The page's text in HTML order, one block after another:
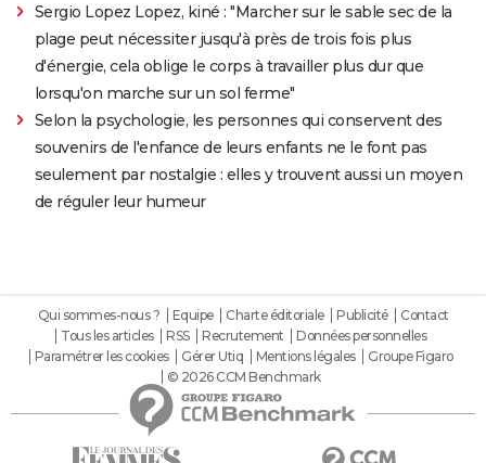
Sergio Lopez Lopez, kiné : "Marcher sur le sable sec de la
plage peut nécessiter jusqu'à près de trois fois plus
d'énergie, cela oblige le corps à travailler plus dur que
lorsqu'on marche sur un sol ferme"
Selon la psychologie, les personnes qui conservent des
souvenirs de l'enfance de leurs enfants ne le font pas
seulement par nostalgie : elles y trouvent aussi un moyen
de réguler leur humeur
Qui sommes-nous ? Equipe Charte éditoriale Publicité
Contact
Tous les articles
RSS Recrutement
Données personnelles
Paramétrer les cookies
Gérer Utiq Mentions légales
Groupe Figaro
© 2026 CCM Benchmark